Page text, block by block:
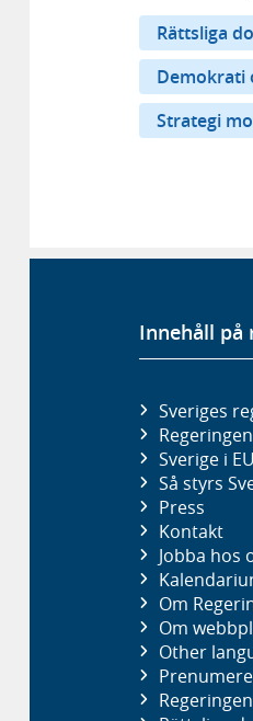
Rättsliga
Demokrati
Strategi
Innehåll på
Sveriges
Sverige i EU
Så styrs
Press
Kontakt
Jobba hos
Om
Om
Other